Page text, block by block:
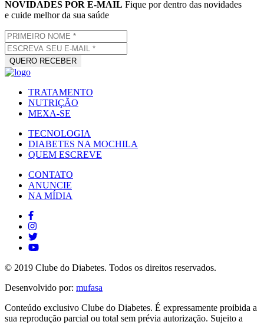
NOVIDADES POR E-MAIL Fique por dentro das novidades
e cuide melhor da sua saúde
TRATAMENTO
NUTRIÇÃO
MEXA-SE
TECNOLOGIA
DIABETES NA MOCHILA
QUEM ESCREVE
CONTATO
ANUNCIE
NA MÍDIA
© 2019 Clube do Diabetes. Todos os direitos reservados.
Desenvolvido por: mufasa
Conteúdo exclusivo Clube do Diabetes. É expressamente proibida a
sua reprodução parcial ou total sem prévia autorização. Sujeito a